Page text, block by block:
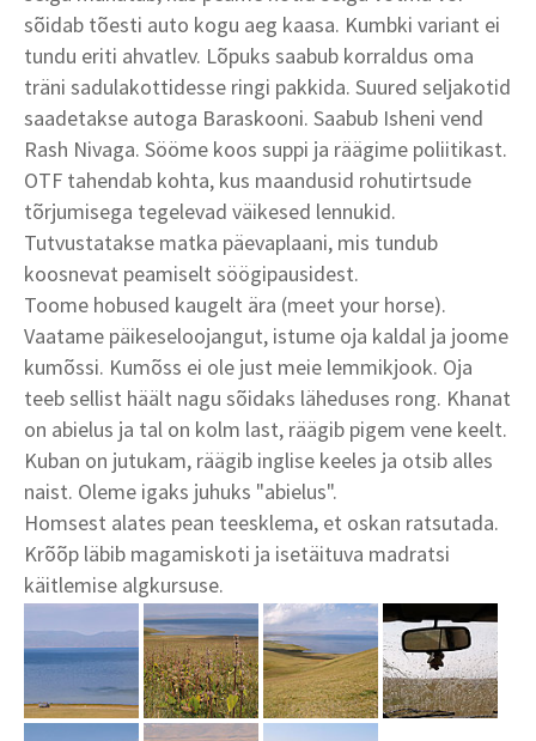
sõidab tõesti auto kogu aeg kaasa. Kumbki variant ei
tundu eriti ahvatlev. Lõpuks saabub korraldus oma
träni sadulakottidesse ringi pakkida. Suured seljakotid
saadetakse autoga Baraskooni. Saabub Isheni vend
Rash Nivaga. Sööme koos suppi ja räägime poliitikast.
OTF tahendab kohta, kus maandusid rohutirtsude
tõrjumisega tegelevad väikesed lennukid.
Tutvustatakse matka päevaplaani, mis tundub
koosnevat peamiselt söögipausidest.
Toome hobused kaugelt ära (meet your horse).
Vaatame päikeseloojangut, istume oja kaldal ja joome
kumõssi. Kumõss ei ole just meie lemmikjook. Oja
teeb sellist häält nagu sõidaks läheduses rong. Khanat
on abielus ja tal on kolm last, räägib pigem vene keelt.
Kuban on jutukam, räägib inglise keeles ja otsib alles
naist. Oleme igaks juhuks "abielus".
Homsest alates pean teesklema, et oskan ratsutada.
Krõõp läbib magamiskoti ja isetäituva madratsi
käitlemise algkursuse.